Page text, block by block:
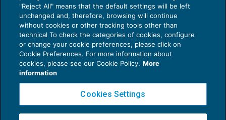
Co.co.co.: conversione automatica in
rapporto subordinato in assenza del
progetto
NEWS DEL GIORNO 01/03/2018
"Reject All" means that the default settings will be left
unchanged and, therefore, browsing will continue
without cookies or other tracking tools other than
technical To check the categories of cookies, configure
or change your cookie preferences, please click on
Cookie Preferences. For more information about
cookies, please see our Cookie Policy. More
information
Cookies Settings